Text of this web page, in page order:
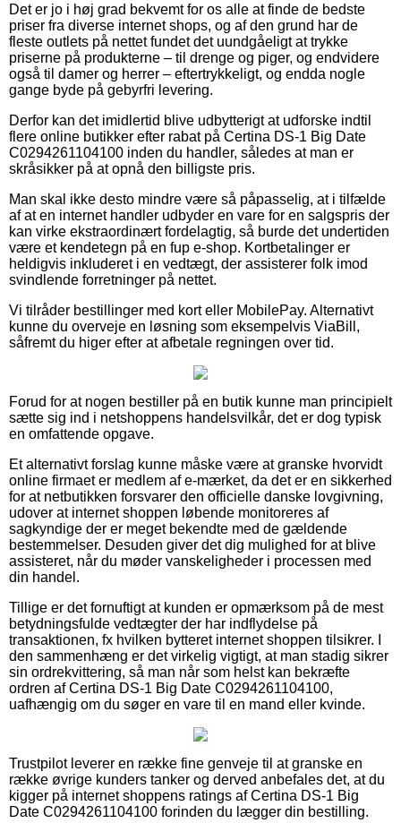
Det er jo i høj grad bekvemt for os alle at finde de bedste
priser fra diverse internet shops, og af den grund har de
fleste outlets på nettet fundet det uundgåeligt at trykke
priserne på produkterne – til drenge og piger, og endvidere
også til damer og herrer – eftertrykkeligt, og endda nogle
gange byde på gebyrfri levering.
Derfor kan det imidlertid blive udbytterigt at udforske indtil
flere online butikker efter rabat på Certina DS-1 Big Date
C0294261104100 inden du handler, således at man er
skråsikker på at opnå den billigste pris.
Man skal ikke desto mindre være så påpasselig, at i tilfælde
af at en internet handler udbyder en vare for en salgspris der
kan virke ekstraordinært fordelagtig, så burde det undertiden
være et kendetegn på en fup e-shop. Kortbetalinger er
heldigvis inkluderet i en vedtægt, der assisterer folk imod
svindlende forretninger på nettet.
Vi tilråder bestillinger med kort eller MobilePay. Alternativt
kunne du overveje en løsning som eksempelvis ViaBill,
såfremt du higer efter at afbetale regningen over tid.
Forud for at nogen bestiller på en butik kunne man principielt
sætte sig ind i netshoppens handelsvilkår, det er dog typisk
en omfattende opgave.
Et alternativt forslag kunne måske være at granske hvorvidt
online firmaet er medlem af e-mærket, da det er en sikkerhed
for at netbutikken forsvarer den officielle danske lovgivning,
udover at internet shoppen løbende monitoreres af
sagkyndige der er meget bekendte med de gældende
bestemmelser. Desuden giver det dig mulighed for at blive
assisteret, når du møder vanskeligheder i processen med
din handel.
Tillige er det fornuftigt at kunden er opmærksom på de mest
betydningsfulde vedtægter der har indflydelse på
transaktionen, fx hvilken bytteret internet shoppen tilsikrer. I
den sammenhæng er det virkelig vigtigt, at man stadig sikrer
sin ordrekvittering, så man når som helst kan bekræfte
ordren af Certina DS-1 Big Date C0294261104100,
uafhængig om du søger en vare til en mand eller kvinde.
Trustpilot leverer en række fine genveje til at granske en
række øvrige kunders tanker og derved anbefales det, at du
kigger på internet shoppens ratings af Certina DS-1 Big
Date C0294261104100 forinden du lægger din bestilling.